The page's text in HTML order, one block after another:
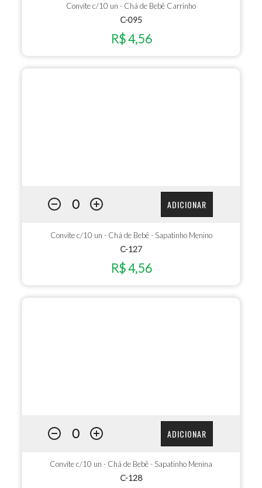
Convite c/10 un - Chá de Bebê Carrinho
C-095
R$ 4,56
ADICIONAR
Convite c/10 un - Chá de Bebê - Sapatinho Menino
C-127
R$ 4,56
ADICIONAR
Convite c/10 un - Chá de Bebê - Sapatinho Menina
C-128